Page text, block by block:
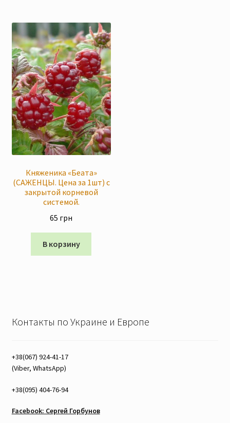
Княженика «Беата»
(САЖЕНЦЫ. Цена за 1шт) с
закрытой корневой
системой.
65 грн
В корзину
Контакты по Украине и Европе
+38(067) 924-41-17
(Viber, WhatsApp)
+38(095) 404-76-94
Facebook: Сергей Горбунов